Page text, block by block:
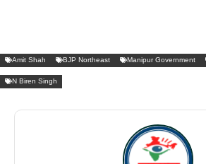
Amit Shah BJP Northeast Manipur Government
N Biren Singh